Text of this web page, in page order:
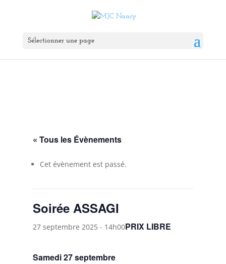
Sélectionner une page
« Tous les Évènements
Cet évènement est passé.
Soirée ASSAGI
27 septembre 2025 - 14h00PRIX LIBRE
Samedi 27 septembre